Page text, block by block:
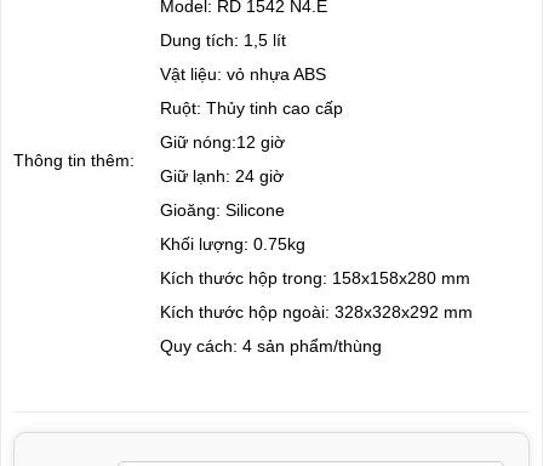
Thông tin thêm:
Model: RD 1542 N4.E
Dung tích: 1,5 lít
Vật liệu: vỏ nhựa ABS
Ruột: Thủy tinh cao cấp
Giữ nóng:12 giờ
Giữ lạnh: 24 giờ
Gioăng: Silicone
Khối lượng: 0.75kg
Kích thước hộp trong: 158x158x280 mm
Kích thước hộp ngoài: 328x328x292 mm
Quy cách: 4 sản phẩm/thùng